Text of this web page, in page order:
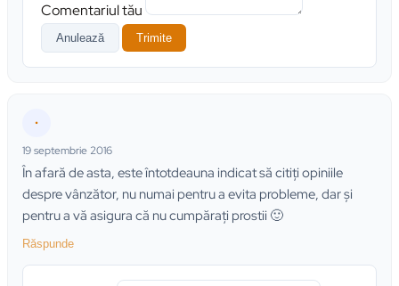
Comentariul tău
Anulează Trimite
•
19 septembrie 2016
În afară de asta, este întotdeauna indicat să citiţi opiniile
despre vânzător, nu numai pentru a evita probleme, dar şi
pentru a vă asigura că nu cumpăraţi prostii 🙂
Răspunde